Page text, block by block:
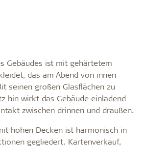
Gebäudes ist mit gehärtetem
das am Abend von innen
seinen großen Glasflächen zu
hin wirkt das Gebäude einladend
zwischen drinnen und draußen.
hohen Decken ist harmonisch in
gegliedert. Kartenverkauf,